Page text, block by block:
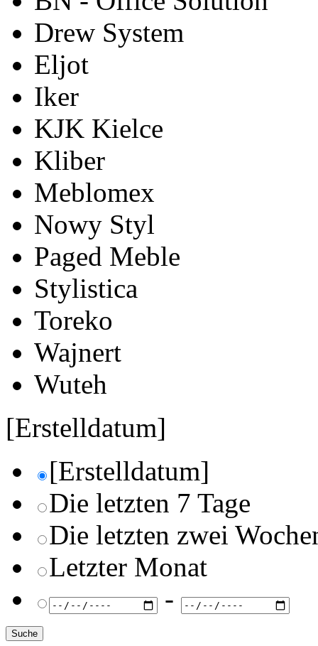
Drew System
Eljot
Iker
KJK Kielce
Kliber
Meblomex
Nowy Styl
Paged Meble
Stylistica
Toreko
Wajnert
Wuteh
[Erstelldatum]
[Erstelldatum]
Die letzten 7 Tage
Die letzten zwei
Letzter Monat
-